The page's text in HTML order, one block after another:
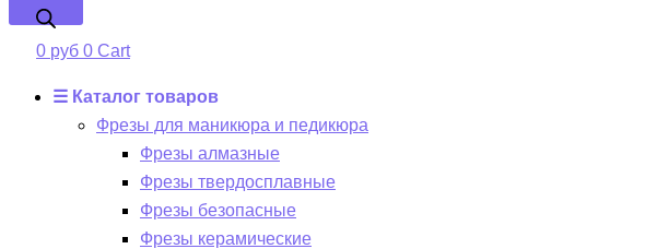
0 руб 0 Cart
☰ Каталог товаров
Фрезы для маникюра и педикюра
Фрезы алмазные
Фрезы твердосплавные
Фрезы безопасные
Фрезы керамические